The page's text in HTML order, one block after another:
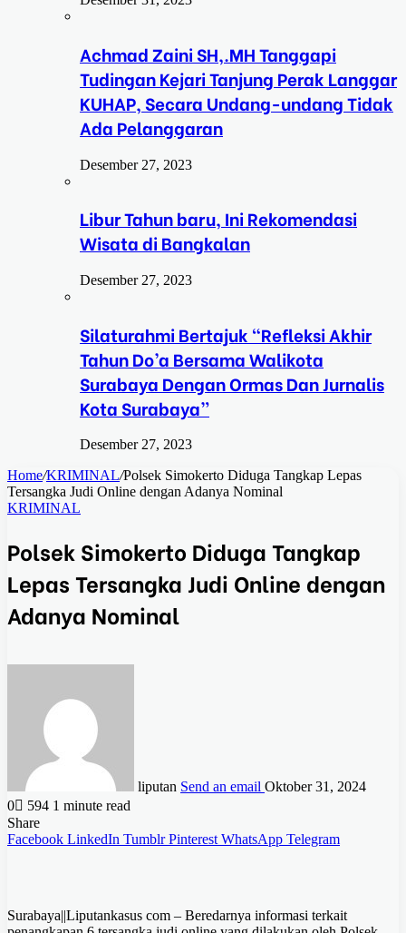
Achmad Zaini SH,.MH Tanggapi
Tudingan Kejari Tanjung Perak Langgar
KUHAP, Secara Undang-undang Tidak
Ada Pelanggaran
Desember 27, 2023
Libur Tahun baru, Ini Rekomendasi
Wisata di Bangkalan
Desember 27, 2023
Silaturahmi Bertajuk “Refleksi Akhir
Tahun Do’a Bersama Walikota
Surabaya Dengan Ormas Dan Jurnalis
Kota Surabaya”
Desember 27, 2023
Home/KRIMINAL/Polsek Simokerto Diduga Tangkap Lepas
Tersangka Judi Online dengan Adanya Nominal
KRIMINAL
Polsek Simokerto Diduga Tangkap
Lepas Tersangka Judi Online dengan
Adanya Nominal
liputan Send an email Oktober 31, 2024
0
594 1 minute read
Share
Facebook LinkedIn Tumblr Pinterest WhatsApp Telegram
Surabaya||Liputankasus com – Beredarnya informasi terkait